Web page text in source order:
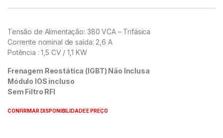
Tensão de Alimentação: 380 VCA – Trifásica
Corrente nominal de saída: 2,6 A
Potência : 1,5 CV / 1,1 KW
Frenagem Reostática (IGBT) Não Inclusa
Módulo IOS incluso
Sem Filtro RFI
CONFIRMAR DISPONIBILIDADE E PREÇO